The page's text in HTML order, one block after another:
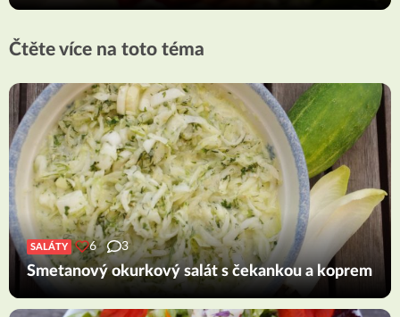
Čtěte více na toto téma
SALÁTY 6 3
Smetanový okurkový salát s čekankou a koprem